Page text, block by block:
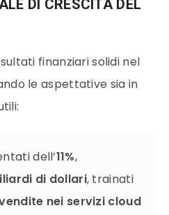
DI CRESCITA DEL
finanziari solidi nel
le aspettative sia in
dell’11%,
di dollari, trainati
nei servizi cloud